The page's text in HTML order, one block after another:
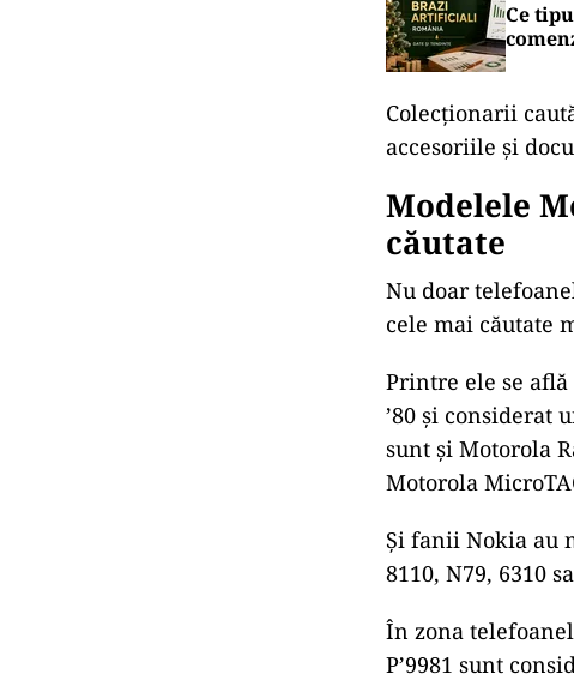
Ce
Colecționarii
accesoriile și
Modelele
căutate
Nu doar
cele mai căutate
Printre ele se
’80 și considerat
sunt și Motorola
Motorola
Și fanii Nokia au
8110, N79, 6310
În zona
P’9981 sunt